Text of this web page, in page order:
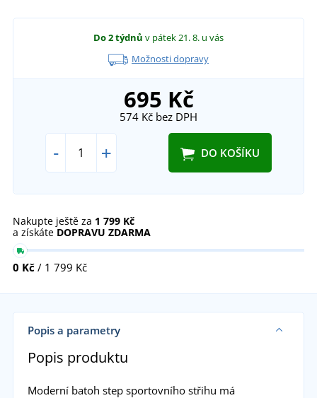
Do 2 týdnů v pátek 21. 8. u vás
Možnosti dopravy
695 Kč
574 Kč bez DPH
- + DO KOŠÍKU
Nakupte ještě za 1 799 Kč
a získáte DOPRAVU ZDARMA
0 Kč / 1 799 Kč
Popis a parametry
Popis produktu
Moderní batoh step sportovního střihu má